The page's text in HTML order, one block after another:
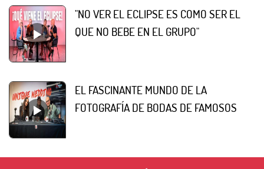
"NO VER EL ECLIPSE ES COMO SER EL
QUE NO BEBE EN EL GRUPO"
EL FASCINANTE MUNDO DE LA
FOTOGRAFÍA DE BODAS DE FAMOSOS